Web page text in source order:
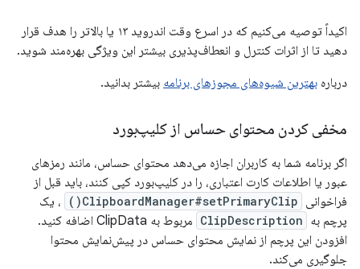
اکیداً توصیه می‌کنیم که در اسرع وقت اندروید ۱۳ یا بالاتر را هدف قرار
دهید تا از اثرات کنترل و انعطاف‌پذیری بیشتر این ویژگی بهره‌مند شوید.
درباره بهترین شیوه‌های مجوزهای برنامه بیشتر بدانید.
مخفی کردن محتوای حساس از کلیپ‌بورد
اگر برنامه شما به کاربران اجازه می‌دهد محتوای حساس، مانند رمزهای
عبور یا اطلاعات کارت اعتباری، را در کلیپ‌بورد کپی کنند، باید قبل از
فراخوانی ClipboardManager#setPrimaryClip()
، یک
پرچم به ClipDescription
مربوط به ClipData اضافه کنید.
افزودن این پرچم از نمایش محتوای حساس در پیش‌نمایش محتوا
جلوگیری می‌کند.